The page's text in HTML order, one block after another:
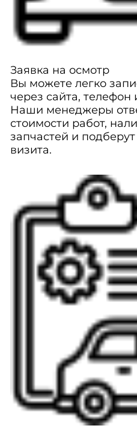
Заявка на осмотр
Вы можете легко
через сайта,
Наши менеджеры
стоимости работ,
запчастей и
визита.